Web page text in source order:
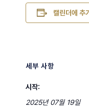
캘린더에 추
세부 사항
시작:
2025년 07월 19일